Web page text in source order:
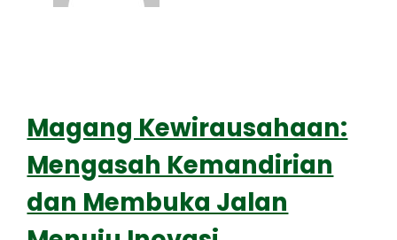
Magang Kewirausahaan:
Mengasah Kemandirian
dan Membuka Jalan